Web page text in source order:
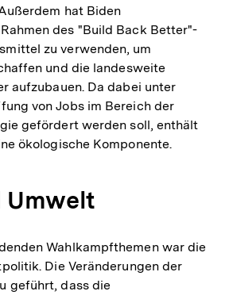
hat Biden
des "Build Back Better"-
zu verwenden, um
und die landesweite
aufzubauen. Da dabei unter
von Jobs im Bereich der
gefördert werden soll, enthält
ökologische Komponente.
Umwelt
Wahlkampfthemen war die
Die Veränderungen der
geführt, dass die